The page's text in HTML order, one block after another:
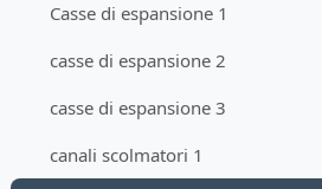
Casse di espansione 1
casse di espansione 2
casse di espansione 3
canali scolmatori 1